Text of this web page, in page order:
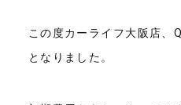
この度カーライフ大阪店、
となりました。